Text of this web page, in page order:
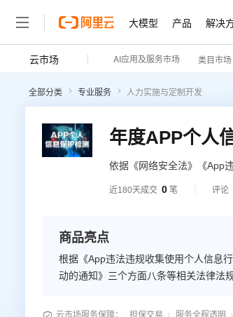
大模型 产品 解决
云市场 AI应用及服务市场 类目市场
全部分类 专业服务 人力实施与定制开发
年度APP个人
依据《网络安全法》《App
近180天成交 0 笔 评论
商品亮点
根据《App违法违规收集使用个人信息
动的通知》三个方面八条等相关法律法
检测，出具检测报告1份，并在后续提